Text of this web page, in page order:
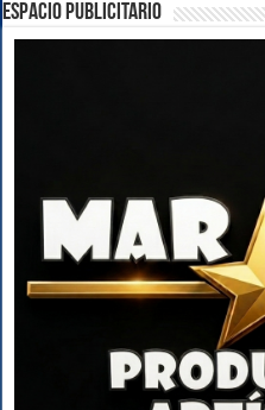
ESPACIO PUBLICITARIO